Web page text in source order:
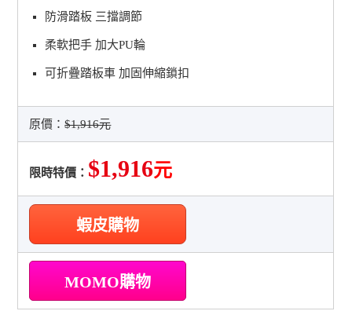
防滑踏板 三擋調節
柔軟把手 加大PU輪
可折疊踏板車 加固伸縮鎖扣
原價：$1,916元
限時特價： $1,916元
蝦皮購物
MOMO購物